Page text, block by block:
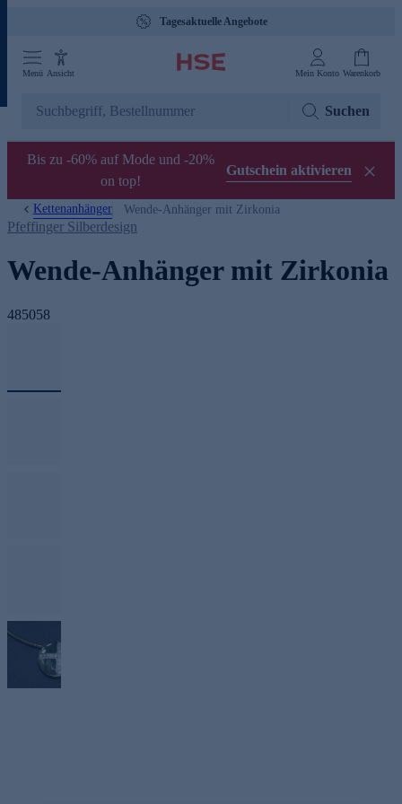
Tagesaktuelle Angebote
Menü Ansicht Mein Konto Warenkorb
Suchen
Bis zu -60% auf Mode und -20%
on top!
Gutschein aktivieren
Kettenanhänger Wende-Anhänger mit Zirkonia
Pfeffinger Silberdesign
Wende-Anhänger mit Zirkonia
485058